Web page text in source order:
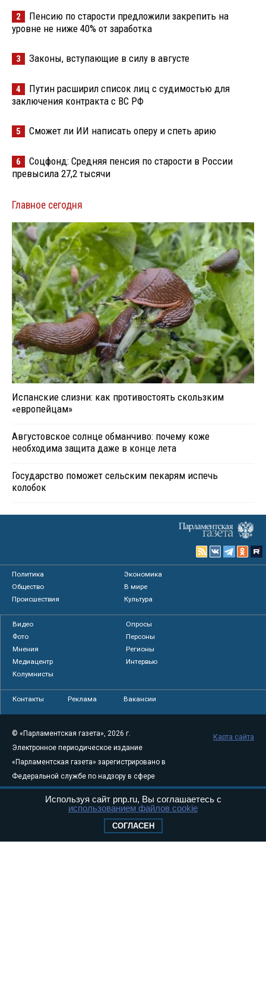
2
Пенсию по старости предложили закрепить на
уровне не ниже 40% от заработка
3 Законы, вступающие в силу в августе
4
Путин расширил список лиц с судимостью для
заключения контракта с ВС РФ
5 Сможет ли ИИ написать оперу и спеть арию
6
Соцфонд: Средняя пенсия по старости в России
превысила 27,2 тысячи
Главное сегодня
Испанские слизни: как противостоять скользким
«европейцам»
Августовское солнце обманчиво: почему коже
необходима защита даже в конце лета
Государство поможет сельским пекарям испечь
колобок
Политика
Экономика
Общество
В мире
Происшествия
Культура
Видео
Опросы
Фото
Персоны
Мнения
Регионы
Медиацентр
Интервью
Колумнисты
Контакты Реклама Вакансии
© «Парламентская газета», 2026 г.
Электронное периодическое издание
«Парламентская газета» зарегистрировано в
Федеральной службе по надзору в сфере
связи, информационных технологий и
массовых коммуникаций (Роскомнадзор) 05
Свидетельство о регистрации Эл № ФС77-
Карта сайта
Используя сайт pnp.ru, Вы соглашаетесь с
использованием файлов cookie
СОГЛАСЕН